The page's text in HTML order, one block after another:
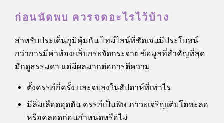
ก่อนนัดพบ ควรจดอะไรไว้บ้าง
สำหรับประเด็นภูมิคุ้มกัน ไทม์ไลน์ที่ชัดเจนมีประโยชน์
กว่าการมีค่าห้องแล็บกระจัดกระจาย ข้อมูลที่สำคัญที่สุด
มักดูธรรมดา แต่มีผลมากต่อการตีความ
ตั้งครรภ์กี่ครั้ง และจบลงในสัปดาห์ที่เท่าไร
มีลิ่มเลือดอุดตัน ครรภ์เป็นพิษ ภาวะเจริญเติบโตชะลอ
หรือคลอดก่อนกำหนดหรือไม่